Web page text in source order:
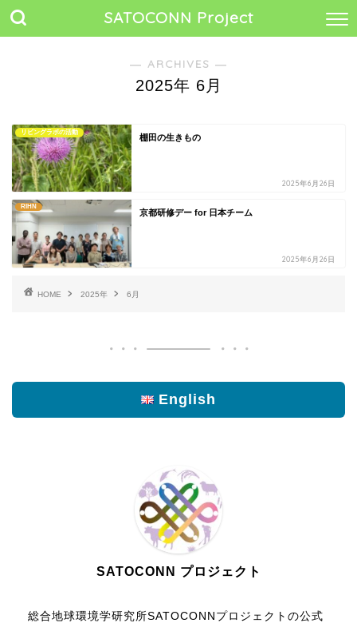
SATOCONN Project
― ARCHIVES ―
2025年 6月
リビングラボの活動
棚田の生きもの
2025年6月26日
RIHN
京都研修デー for 日本チーム
2025年6月26日
HOME 2025年 6月
English
SATOCONN プロジェクト
総合地球環境学研究所SATOCONNプロジェクトの公式